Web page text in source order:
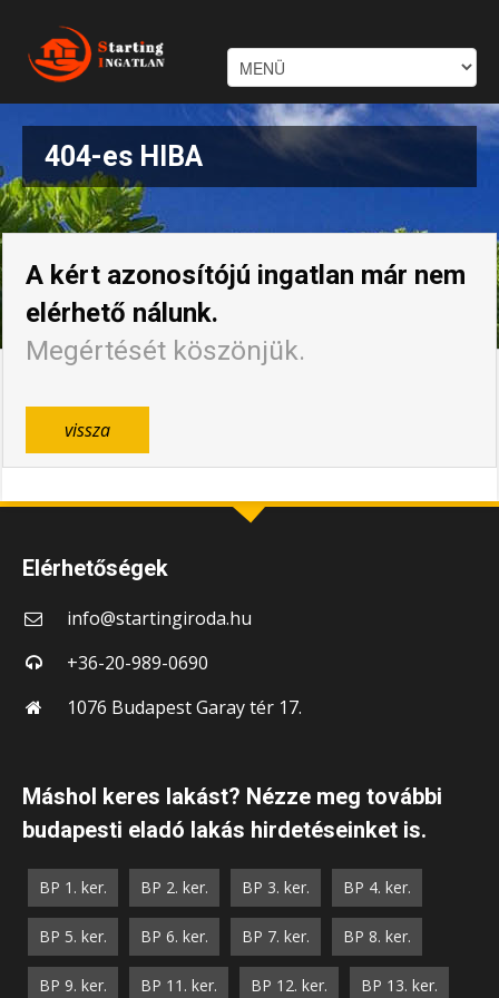
404-es HIBA
A kért azonosítójú ingatlan már nem
elérhető nálunk.
Megértését köszönjük.
vissza
Elérhetőségek
info@startingiroda.hu
+36-20-989-0690
1076 Budapest Garay tér 17.
Máshol keres lakást? Nézze meg további
budapesti eladó lakás hirdetéseinket is.
BP 1. ker. BP 2. ker. BP 3. ker. BP 4. ker.
BP 5. ker. BP 6. ker. BP 7. ker. BP 8. ker.
BP 9. ker. BP 11. ker. BP 12. ker. BP 13. ker.